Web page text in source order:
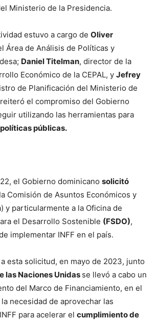
Ministerio de la Presidencia.
estuvo a cargo de Oliver
Área de Análisis de Políticas y
Daniel Titelman, director de la
Económico de la CEPAL, y Jefrey
de Planificación del Ministerio de
el compromiso del Gobierno
utilizando las herramientas para
públicas.
el Gobierno dominicano solicitó
Comisión de Asuntos Económicos y
y particularmente a la Oficina de
el Desarrollo Sostenible (FSDO),
implementar INFF en el país.
a esta solicitud, en mayo de 2023, junto
las Naciones Unidas se llevó a cabo un
del Marco de Financiamiento, en el
necesidad de aprovechar las
para acelerar el cumplimiento de